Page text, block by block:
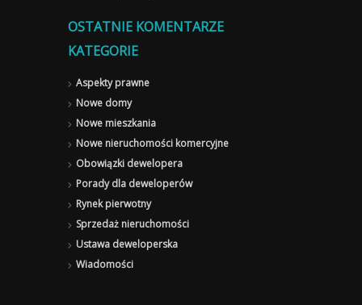
OSTATNIE KOMENTARZE
KATEGORIE
Aspekty prawne
Nowe domy
Nowe mieszkania
Nowe nieruchomości komercyjne
Obowiązki dewelopera
Porady dla deweloperów
Rynek pierwotny
Sprzedaż nieruchomości
Ustawa deweloperska
Wiadomości